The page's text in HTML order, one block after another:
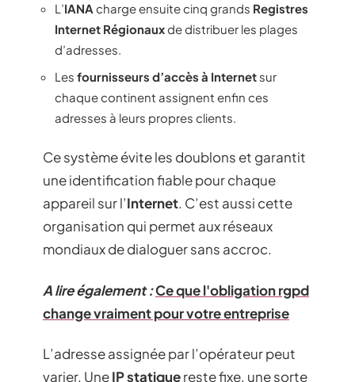
L’IANA charge ensuite cinq grands Registres
Internet Régionauxde distribuer les plages
d’adresses.
Les fournisseurs d’accès à Internet sur
chaque continent assignent enfin ces
adresses à leurs propres clients.
Ce système évite les doublons et garantit
une identification fiable pour chaque
appareil sur l’Internet. C’est aussi cette
organisation qui permet aux réseaux
mondiaux de dialoguer sans accroc.
A lire également :Ce que l'obligation rgpd
change vraiment pour votre entreprise
L’adresse assignée par l’opérateur peut
varier. UneIP statiquereste fixe, une sorte